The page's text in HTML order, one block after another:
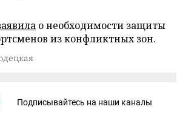
о необходимости защиты
из конфликтных зон.
Подписывайтесь на наши каналы